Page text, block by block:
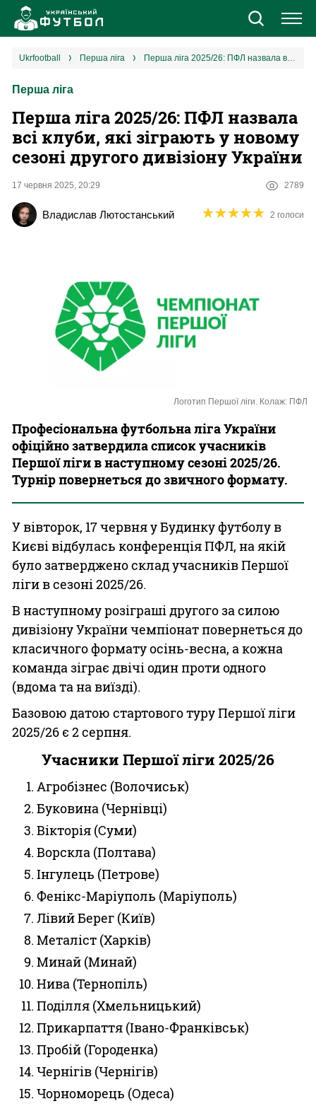
Новини
Єврокубки
УПЛ
Букмекери
Казино
ukrfootball перша ліга Перша ліга 2025/26: ПФЛ назвала всі клуби, які зіграють у новому сезоні другого дивізіону України
Перша ліга
Перша ліга 2025/26: ПФЛ назвала
всі клуби, які зіграють у новому
сезоні другого дивізіону України
17 червня 2025, 20:29 2789
Владислав Лютостанський ★★★★★
★★★★★ 2 голоси
Логотип Першої ліги. Колаж: ПФЛ
Професіональна футбольна ліга України
офіційно затвердила список учасників
Першої ліги в наступному сезоні 2025/26.
Турнір повернеться до звичного формату.
У вівторок, 17 червня у Будинку футболу в
Києві відбулась конференція ПФЛ, на якій
було затверджено склад учасників Першої
ліги в сезоні 2025/26.
В наступному розіграші другого за силою
дивізіону України чемпіонат повернеться до
класичного формату осінь-весна, а кожна
команда зіграє двічі один проти одного
(вдома та на виїзді).
Базовою датою стартового туру Першої ліги
2025/26 є 2 серпня.
Учасники Першої ліги 2025/26
Агробізнес (Волочиськ)
Буковина (Чернівці)
Вікторія (Суми)
Ворскла (Полтава)
Інгулець (Петрове)
Фенікс-Маріуполь (Маріуполь)
Лівий Берег (Київ)
Металіст (Харків)
Минай (Минай)
Нива (Тернопіль)
Поділля (Хмельницький)
Прикарпаття (Івано-Франківськ)
Пробій (Городенка)
Чернігів (Чернігів)
Чорноморець (Одеса)